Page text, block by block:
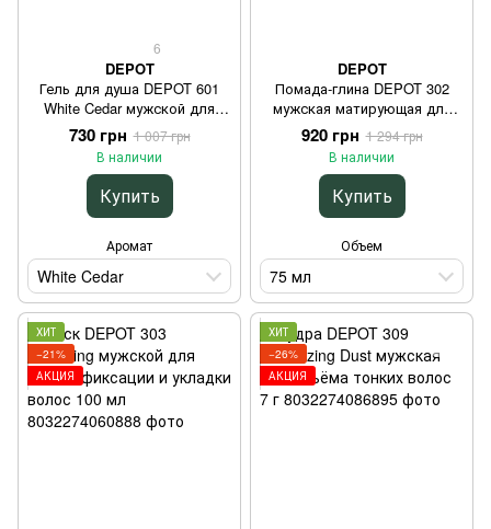
6
DEPOT
Гель для душа DEPOT 601
White Cedar мужской для
нежного очищения и
увлажнения тела 250 мл
730 грн 1 007 грн
В наличии
Купить
Аромат
White Cedar
DEPOT
Помада-глина DEPOT 302
мужская матирующая для
текстуры волос 75 мл
920 грн 1 294 грн
В наличии
Купить
Объем
75 мл
ХИТ
−21%
АКЦИЯ
ХИТ
−26%
АКЦИЯ